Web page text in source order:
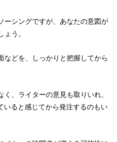
ーシングですが、あなたの意図が
う。
などを、しっかりと把握してから
、ライターの意見も取りいれ、
いると感じてから発注するのもい